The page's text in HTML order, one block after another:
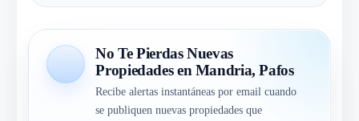
No Te Pierdas Nuevas
Propiedades en Mandria, Pafos
Recibe alertas instantáneas por email cuando
se publiquen nuevas propiedades que